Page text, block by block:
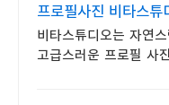
프로필사진 비타스튜
1:1 사진수정
비타스튜디오는 자연
고급스러운 프로필 사